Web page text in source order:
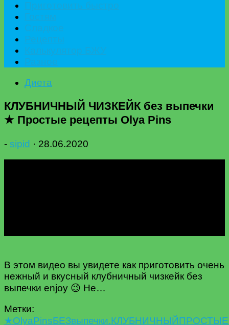
Диета
КЛУБНИЧНЫЙ ЧИЗКЕЙК без выпечки
★ Простые рецепты Olya Pins
- sipid · 28.06.2020
В этом видео вы увидете как приготовить очень
нежный и вкусный клубничный чизкейк без
выпечки enjoy 😉 Не…
Метки:
★OlyaPinsБЕЗвыпечки.КЛУБНИЧНЫЙПРОСТЫЕ